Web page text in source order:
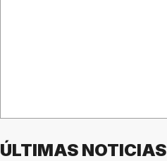
ÚLTIMAS NOTICIAS